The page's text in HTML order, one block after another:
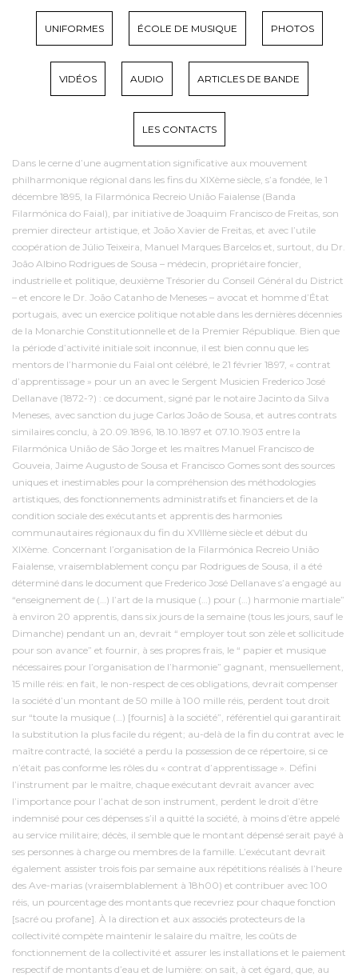
UNIFORMES ÉCOLE DE MUSIQUE PHOTOS
VIDÉOS AUDIO ARTICLES DE BANDE
LES CONTACTS
Dans le cerne d’une augmentation significative aux mouvement
philharmonique régional dans les fins du XIXème siècle, s’a fondée, le 1
décembre 1895, la Filarmónica Recreio União Faialense (Banda
Filarmónica do Faial), par initiative de Joaquim Francisco de Freitas, son
premier directeur artistique, et João Xavier de Freitas, et avec l’utile
coopération de Júlio Teixeira, Manuel Marques Barcelos et, surtout, du Dr.
João Albino Rodrigues de Sousa – médecin, propriétaire foncier,
industrielle et politique, deuxième Trésorier du Conseil Général du District
– et encore le Dr. João Catanho de Meneses – avocat et homme d’État
portugais, avec un exercice politique notable dans les dernières décennies
de la Monarchie Constitutionnelle et de la Premier République. Bien que
la période d’activité initiale soit inconnue, il est bien connu que les
mentors de l’harmonie du Faial ont célébré, le 21 février 1897, « contrat
d’apprentissage » pour un an avec le Sergent Musicien Frederico José
Dellanave (1872-?) : ce document, signé par le notaire Jacinto da Silva
Meneses, avec sanction du juge Carlos João de Sousa, et autres contrats
similaires conclu, à 20.09.1896, 18.10.1897 et 07.10.1903 entre la
Filarmónica União de São Jorge et les maîtres Manuel Francisco de
Gouveia, Jaime Augusto de Sousa et Francisco Gomes sont des sources
uniques et inestimables pour la compréhension des méthodologies
artistiques, des fonctionnements administratifs et financiers et de la
condition sociale des exécutants et apprentis des harmonies
communautaires régionaux du fin du XVIIIème siècle et début du
XIXème. Concernant l’organisation de la Filarmónica Recreio União
Faialense, vraisemblablement conçu par Rodrigues de Sousa, il a été
déterminé dans le document que Frederico José Dellanave s’a engagé au
“enseignement de (…) l’art de la musique (…) pour (…) harmonie martiale”
à environ 20 apprentis, dans six jours de la semaine (tous les jours, sauf le
Dimanche) pendant un an, devrait “ employer tout son zèle et sollicitude
pour son avance” et fournir, à ses propres frais, le “ papier et musique
nécessaires pour l’organisation de l’harmonie” gagnant, mensuellement,
15 mille réis: en fait, le non-respect de ces obligations, devrait compenser
la société d’un montant de 50 mille à 100 mille réis, perdent tout droit
sur “toute la musique (…) [fournis] à la société”, référentiel qui garantirait
la substitution la plus facile du régent; au-delà de la fin du contrat avec le
maître contracté, la société a perdu la possession de ce répertoire, si ce
n’était pas conforme les rôles du « contrat d’apprentissage ». Défini
l’instrument par le maître, chaque exécutant devrait avancer avec
l’importance pour l’achat de son instrument, perdent le droit d’être
indemnisé pour ces dépenses s’il a quitté la société, à moins d’être appelé
au service militaire; décès, il semble que le montant dépensé serait payé à
ses personnes à charge ou membres de la famille. L’exécutant devrait
également assister trois fois par semaine aux répétitions réalisés à l’heure
des Ave-marias (vraisemblablement à 18h00) et contribuer avec 100
réis, un pourcentage des montants que recevriez pour chaque fonction
[sacré ou profane]. À la direction et aux associés protecteurs de la
collectivité compète maintenir le salaire du maître, les coûts de
fonctionnement de la collectivité et assurer les installations et le paiement
respectif de montants d’eau et de lumière: on sait, à cet égard, que, au